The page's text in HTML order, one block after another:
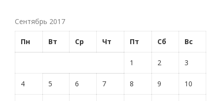
Сентябрь 2017
Пн Вт Ср Чт Пт Сб Вс
1 2 3
4 5 6 7 8 9 10